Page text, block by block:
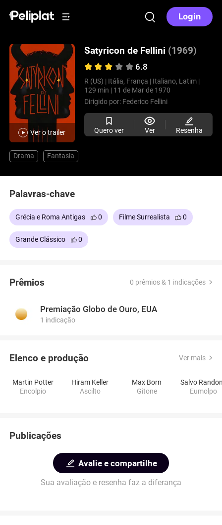
Login
Ver o trailer
Satyricon de Fellini (1969)
6.8
R (US) | Itália, França | Italiano, Latim |
129 min | 11 de Mar de 1970
Dirigido por: Federico Fellini
Quero ver Ver Resenha
Drama Fantasia
Palavras-chave
Grécia e Roma Antigas 0 Filme Surrealista 0
Grande Clássico 0
Prêmios 0 prêmios & 1 indicações
Premiação Globo de Ouro, EUA
1 indicação
Elenco e produção Ver mais
Martin Potter
Encolpio
Hiram Keller
Ascilto
Max Born
Gitone
Salvo
Eumolpo
Publicações
Avalie e compartilhe
Sua avaliação e resenha faz a diferança